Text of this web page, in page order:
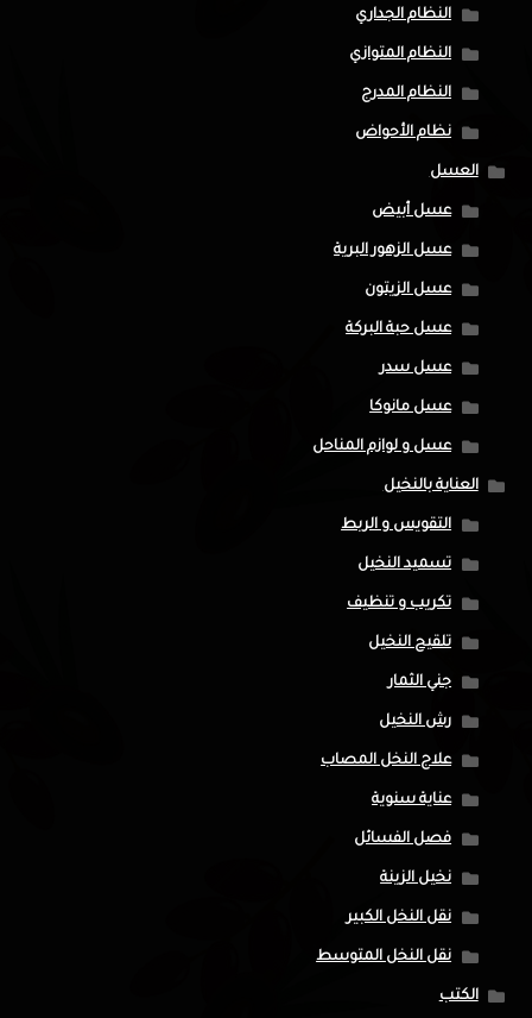
النظام الجداري
النظام المتوازي
النظام المدرج
نظام الأحواض
العسل
عسل أبيض
عسل الزهور البرية
عسل الزيتون
عسل حبة البركة
عسل سدر
عسل مانوكا
عسل و لوازم المناحل
العناية بالنخيل
التقويس و الربط
تسميد النخيل
تكريب و تنظيف
تلقيح النخيل
جني الثمار
رش النخيل
علاج النخل المصاب
عناية سنوية
فصل الفسائل
نخيل الزينة
نقل النخل الكبير
نقل النخل المتوسط
الكتب